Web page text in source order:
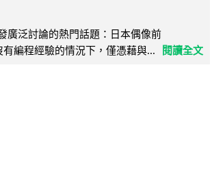
廣泛討論的熱門話題：日本偶像前
編程經驗的情況下，僅憑藉與...
閱讀全文